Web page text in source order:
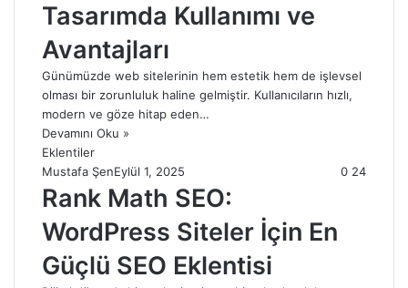
Tasarımda Kullanımı ve
Avantajları
Günümüzde web sitelerinin hem estetik hem de işlevsel
olması bir zorunluluk haline gelmiştir. Kullanıcıların hızlı,
modern ve göze hitap eden…
Devamını Oku »
Eklentiler
Mustafa ŞenEylül 1, 2025 0 24
Rank Math SEO:
WordPress Siteler İçin En
Güçlü SEO Eklentisi